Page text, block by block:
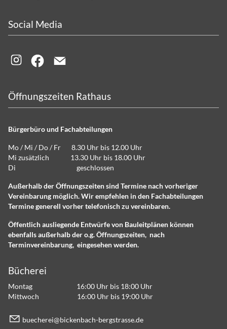
Social Media
Öffnungszeiten Rathaus
Bürgerbüro und Fachabteilungen
Mo / Mi / Do / Fr 8.30 Uhr bis 12.00 Uhr
Mi zusätzlich 13.30 Uhr bis 18.00 Uhr
Di geschlossen
Außerhalb der Öffnungszeiten sind Termine nach vorheriger
Vereinbarung möglich. Wir empfehlen in den Fachabteilungen
Termine generell vorher telefonisch zu vereinbaren.
Öffentlich ausliegende Entwürfe von Bauleitplänen können
ebenfalls außerhalb der o.g. Öffnungszeiten, nach
Terminvereinbarung, eingesehen werden.
Bücherei
Montag 16:00 Uhr bis 18:00 Uhr
Mittwoch 16:00 Uhr bis 19:00 Uhr
b ch r b ck nb ch-b rgstr ss d